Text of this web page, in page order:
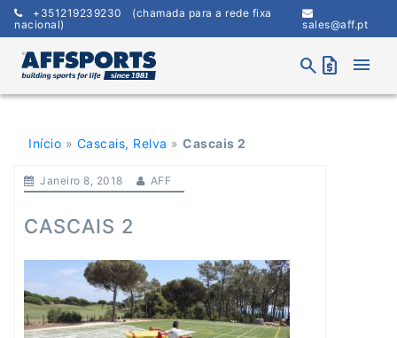
Skip
content
+351219239230 (chamada para a rede fixa
nacional)
sales@aff.pt
search request_quote menu
Início » Cascais, Relva » Cascais 2
Janeiro 8, 2018 AFF
CASCAIS 2